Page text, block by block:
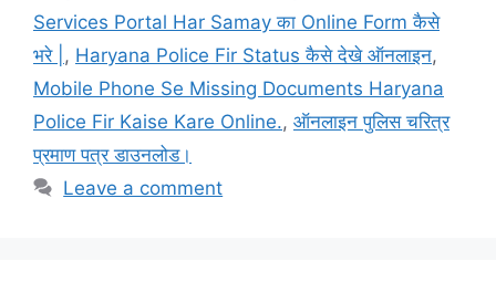
Services Portal Har Samay का Online Form कैसे
भरे | , Haryana Police Fir Status कैसे देखे ऑनलाइन,
Mobile Phone Se Missing Documents Haryana
Police Fir Kaise Kare Online., ऑनलाइन पुलिस चरित्र
प्रमाण पत्र डाउनलोड।
Leave a comment